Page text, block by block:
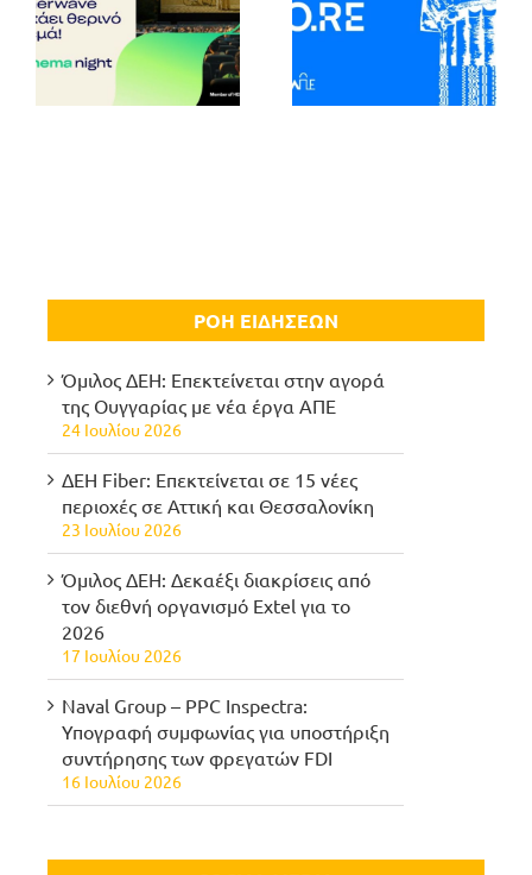
ΡΟΗ ΕΙΔΗΣΕΩΝ
Όμιλος ΔΕΗ: Επεκτείνεται στην αγορά
της Ουγγαρίας με νέα έργα ΑΠΕ
24 Ιουλίου 2026
ΔΕΗ Fiber: Επεκτείνεται σε 15 νέες
περιοχές σε Αττική και Θεσσαλονίκη
23 Ιουλίου 2026
Όμιλος ΔΕΗ: Δεκαέξι διακρίσεις από
τον διεθνή οργανισμό Extel για το
2026
17 Ιουλίου 2026
Naval Group – PPC Inspectra:
Υπογραφή συμφωνίας για υποστήριξη
συντήρησης των φρεγατών FDI
16 Ιουλίου 2026